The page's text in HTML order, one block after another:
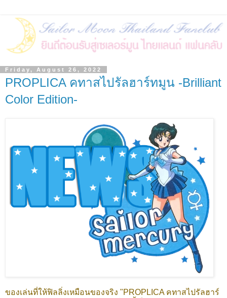
Friday, August 26, 2022
PROPLICA คทาสไปรัลฮาร์ทมูน -Brilliant
Color Edition-
ของเล่นที่ให้ฟิลลิ่งเหมือนของจริง "PROPLICA คทาสไปรัลฮาร์